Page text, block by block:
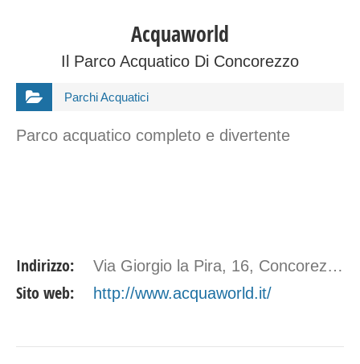
Acquaworld
Il Parco Acquatico Di Concorezzo
Parchi Acquatici
Parco acquatico completo e divertente
Indirizzo: Via Giorgio la Pira, 16, Concorezzo MB
Sito web: http://www.acquaworld.it/